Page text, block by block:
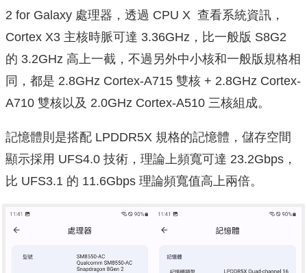
2 for Galaxy 處理器，透過 CPU X 查看系統資訊，
Cortex X3 主核時脈可達 3.36GHz，比一般版 S8G2
的 3.2GHz 高上一截，不過另外中小核和一般版規格相
同，都是 2.8GHz Cortex-A715 雙核 + 2.8GHz Cortex-
A710 雙核以及 2.0GHz Cortex-A510 三核組成。
記憶體則是搭配 LPDDR5X 規格的記憶體，儲存空間
顯示採用 UFS4.0 技術，理論上頻寬可達 23.2Gbps，
比 UFS3.1 的 11.6Gbps 理論頻寬值高上兩倍。